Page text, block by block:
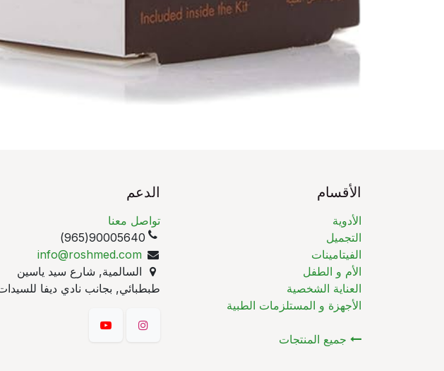
الأقسام
الأدوية
التجميل
الفيتامينات
الأم و الطفل
العناية الشخصية
الأجهزة و المستلزمات الطبية
جميع المنتجات
الدعم
تواصل معنا
90005640(965)
info@roshmed.com
السالمية, شارع سيد ياسين
طبطبائي, بجانب نادي ديفا